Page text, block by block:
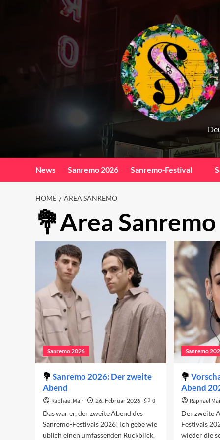
News Sanremo 2026 Sanremo-Festival
HOME AREA SANREMO
Area Sanremo
Sanremo 2026
Sanremo 2026: Der zweite
Abend
Raphael Mair 26. Februar 2026
0
Das war er, der zweite Abend des
Sanremo-Festivals 2026! Ich gebe wie
üblich einen umfassenden Rückblick.
Sanremo
Abend
Raphael
Der zweite
Festivals
wieder die